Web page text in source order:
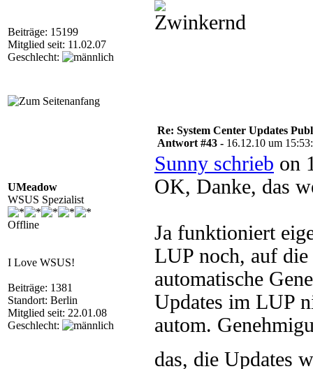
Beiträge: 15199
Mitglied seit: 11.02.07
Geschlecht:
UMeadow
WSUS Spezialist
Offline
I Love WSUS!
Beiträge: 1381
Standort: Berlin
Mitglied seit: 22.01.08
Geschlecht:
Re: System Center Updates
Antwort #43 - 16.12.10 um
Sunny schrieb on
OK, Danke, das
Ja funktioniert
LUP noch, auf
automatische
Updates im LUP
autom.
das, die Updates